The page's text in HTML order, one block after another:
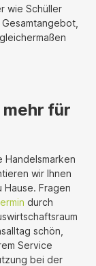
wie Schüller
mehr für
Handelsmarken
wir Ihnen
Hause. Fragen
durch
schön,
Service
bei der